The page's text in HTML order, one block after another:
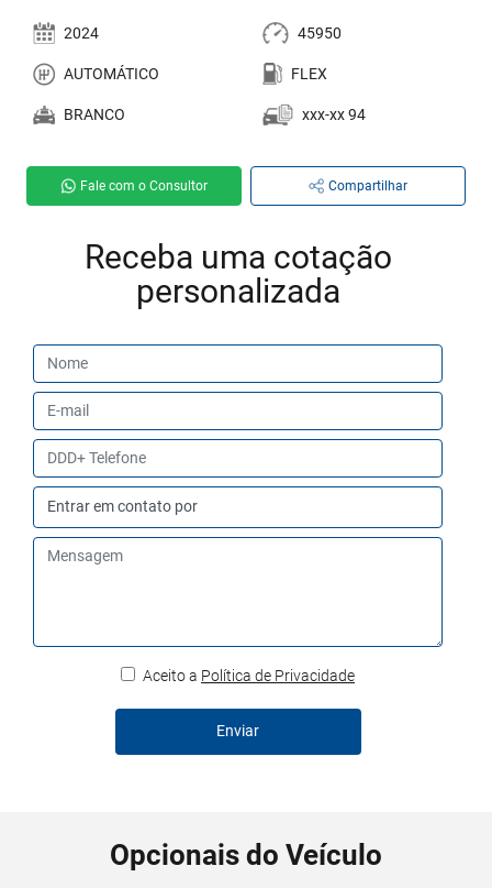
2024 45950
AUTOMÁTICO FLEX
BRANCO xxx-xx 94
Fale com o Consultor Compartilhar
Receba uma cotação
personalizada
Aceito a Política de Privacidade
Enviar
Opcionais do Veículo